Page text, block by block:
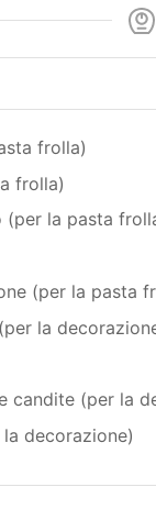
frolla)
frolla)
(per la pasta
(per la pasta
la
candite (per la
decorazione)